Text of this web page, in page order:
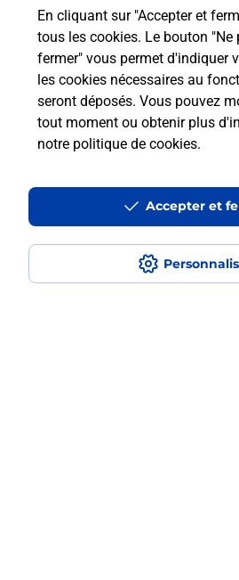
En cliquant sur "Accepter et
tous les cookies. Le bouton "Ne
fermer" vous permet d'indiquer
les cookies nécessaires au
seront déposés. Vous pouvez
tout moment ou obtenir plus
notre politique de cookies.
Accepter et
Est-ce que je peux
numéro de mobile
Est-ce que je peux
avec La Poste Mobile ?
Est-ce que je peux
Est-ce que je peux payer
smartphone Samsung en
fois avec La Poste Mobile